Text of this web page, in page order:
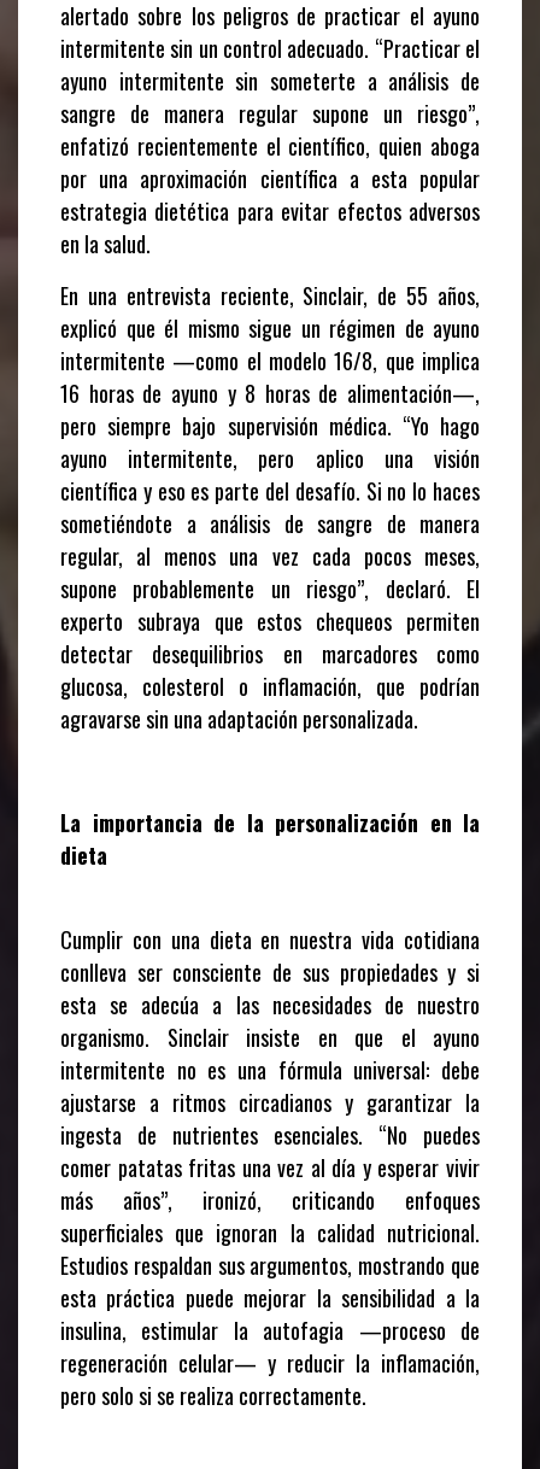
alertado sobre los peligros de practicar el ayuno
intermitente sin un control adecuado. “Practicar el
ayuno intermitente sin someterte a análisis de
sangre de manera regular supone un riesgo”,
enfatizó recientemente el científico, quien aboga
por una aproximación científica a esta popular
estrategia dietética para evitar efectos adversos
en la salud.
En una entrevista reciente, Sinclair, de 55 años,
explicó que él mismo sigue un régimen de ayuno
intermitente —como el modelo 16/8, que implica
16 horas de ayuno y 8 horas de alimentación—,
pero siempre bajo supervisión médica. “Yo hago
ayuno intermitente, pero aplico una visión
científica y eso es parte del desafío. Si no lo haces
sometiéndote a análisis de sangre de manera
regular, al menos una vez cada pocos meses,
supone probablemente un riesgo”, declaró. El
experto subraya que estos chequeos permiten
detectar desequilibrios en marcadores como
glucosa, colesterol o inflamación, que podrían
agravarse sin una adaptación personalizada.
La importancia de la personalización en la
dieta
Cumplir con una dieta en nuestra vida cotidiana
conlleva ser consciente de sus propiedades y si
esta se adecúa a las necesidades de nuestro
organismo. Sinclair insiste en que el ayuno
intermitente no es una fórmula universal: debe
ajustarse a ritmos circadianos y garantizar la
ingesta de nutrientes esenciales. “No puedes
comer patatas fritas una vez al día y esperar vivir
más años”, ironizó, criticando enfoques
superficiales que ignoran la calidad nutricional.
Estudios respaldan sus argumentos, mostrando que
esta práctica puede mejorar la sensibilidad a la
insulina, estimular la autofagia —proceso de
regeneración celular— y reducir la inflamación,
pero solo si se realiza correctamente.